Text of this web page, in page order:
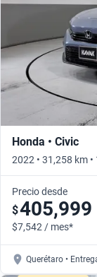
Honda • Civic
2022 • 31,258 km
Precio desde
$405,999
$7,542 / mes*
Querétaro •